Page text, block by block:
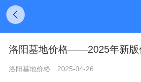
洛阳墓地价格——2025年新版
洛阳墓地价格 2025-04-26